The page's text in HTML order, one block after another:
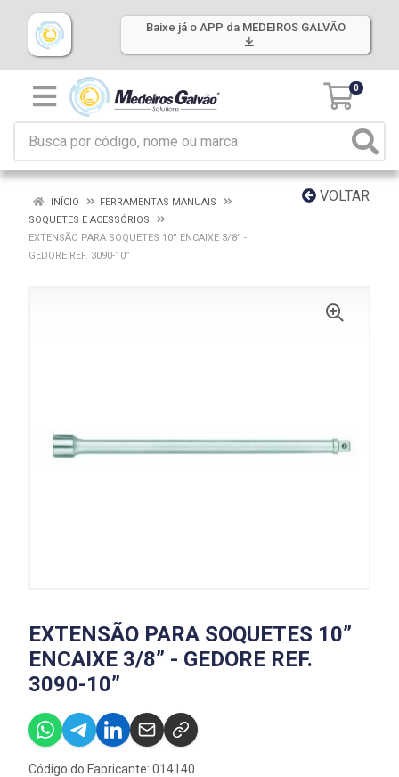
Baixe já o APP da MEDEIROS GALVÃO
0
VOLTAR
INÍCIO
FERRAMENTAS MANUAIS
SOQUETES E ACESSÓRIOS
EXTENSÃO PARA SOQUETES 10” ENCAIXE 3/8” -
GEDORE REF. 3090-10”
EXTENSÃO PARA SOQUETES 10”
ENCAIXE 3/8” - GEDORE REF.
3090-10”
Código do Fabricante: 014140